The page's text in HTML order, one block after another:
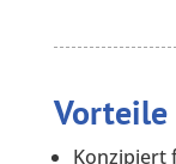
Vorteile
Konzipiert